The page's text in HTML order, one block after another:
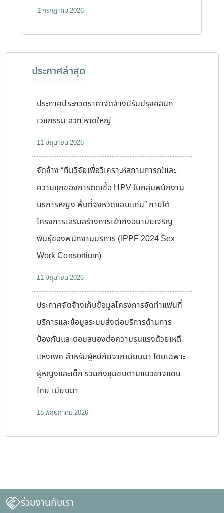
1 กรกฎาคม 2026
ประกาศล่าสุด
ประกาศประกวดราคาจัดจ้างปรับปรุงคลินิก
เวชกรรม สวท หาดใหญ่
11 มิถุนายน 2026
จัดจ้าง “ทีมวิจัยเพื่อวิเคราะห์สถานการณ์และ
ความชุกของการติดเชื้อ HPV ในกลุ่มพนักงาน
บริการหญิง พื้นที่จังหวัดขอนแก่น” ภายใต้
โครงการเสริมสร้างการเข้าถึงอนามัยเจริญ
พันธุ์ของพนักงานบริการ (IPPF 2024 Sex
Work Consortium)
11 มิถุนายน 2026
ประกาศจัดจ้างเก็บข้อมูลโครงการจัดทำแฟนที่
บริการและข้อมูลระบบส่งต่อบริการด้านการ
ป้องกันและตอบสนองต่อความรุนแรงด้วยเหตึ
แห่งเพศ สำหรับผู้หนีภัยจากเมียนมา โดยเฉพาะ
ผู้หญิงและเด็ก รวมถึงชุมชนตามแนวชาจแดน
ไทย-เมียนมา
18 พฤษภาคม 2026
ร่วมงานกับเรา